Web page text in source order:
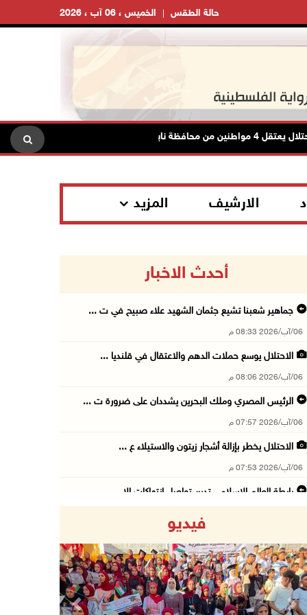
الخميس ، 06 آب ، 2026 حالة الطقس
نابلس الاحتلال يعتقل شابا من
الارشيف المزيد
أحدث الاخبار
جماهير شعبنا تشيع جثمان الشهيد علاء صبيح في ت ...
06/آب/2026 08:33 م
الاحتلال يوسع حملات الدهم والاعتقال في قلنديا ...
06/آب/2026 08:06 م
الرئيس المصري وملك البحرين يشددان على ضرورة ت ...
06/آب/2026 07:57 م
الاحتلال يخطر بإزالة أشجار زيتون والاستيلاء ع ...
06/آب/2026 07:53 م
رابطة العالم الإسلامي تدين تواصل انتهاكات الا ...
06/آب/2026 07:34 م
الاحتلال يدمّر بيت الزوجية قبل ساعات من الزفا ...
06/آب/2026 07:27 م
فيديو
Previous Next